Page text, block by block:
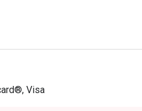
献新鲜生蚝、鲜虾、青口与
错过地道的娘惹叻沙、香气
Visa